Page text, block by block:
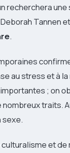
recherchera
Tannen
.
au stress et à
; on
nombreux traits.
sexe.
et